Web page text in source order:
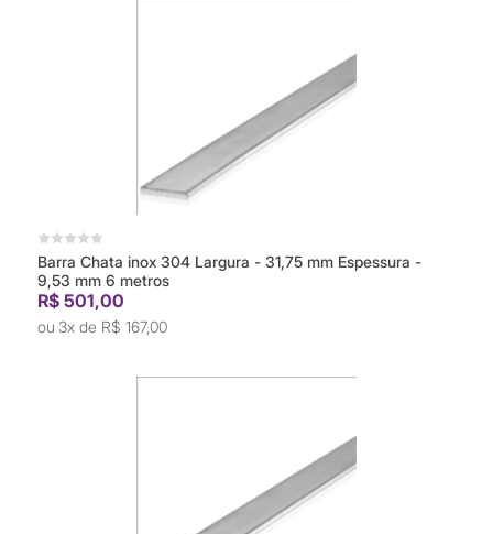
Barra Chata inox 304 Largura - 31,75 mm Espessura -
9,53 mm 6 metros
R$ 501,00
3x de R$ 167,00